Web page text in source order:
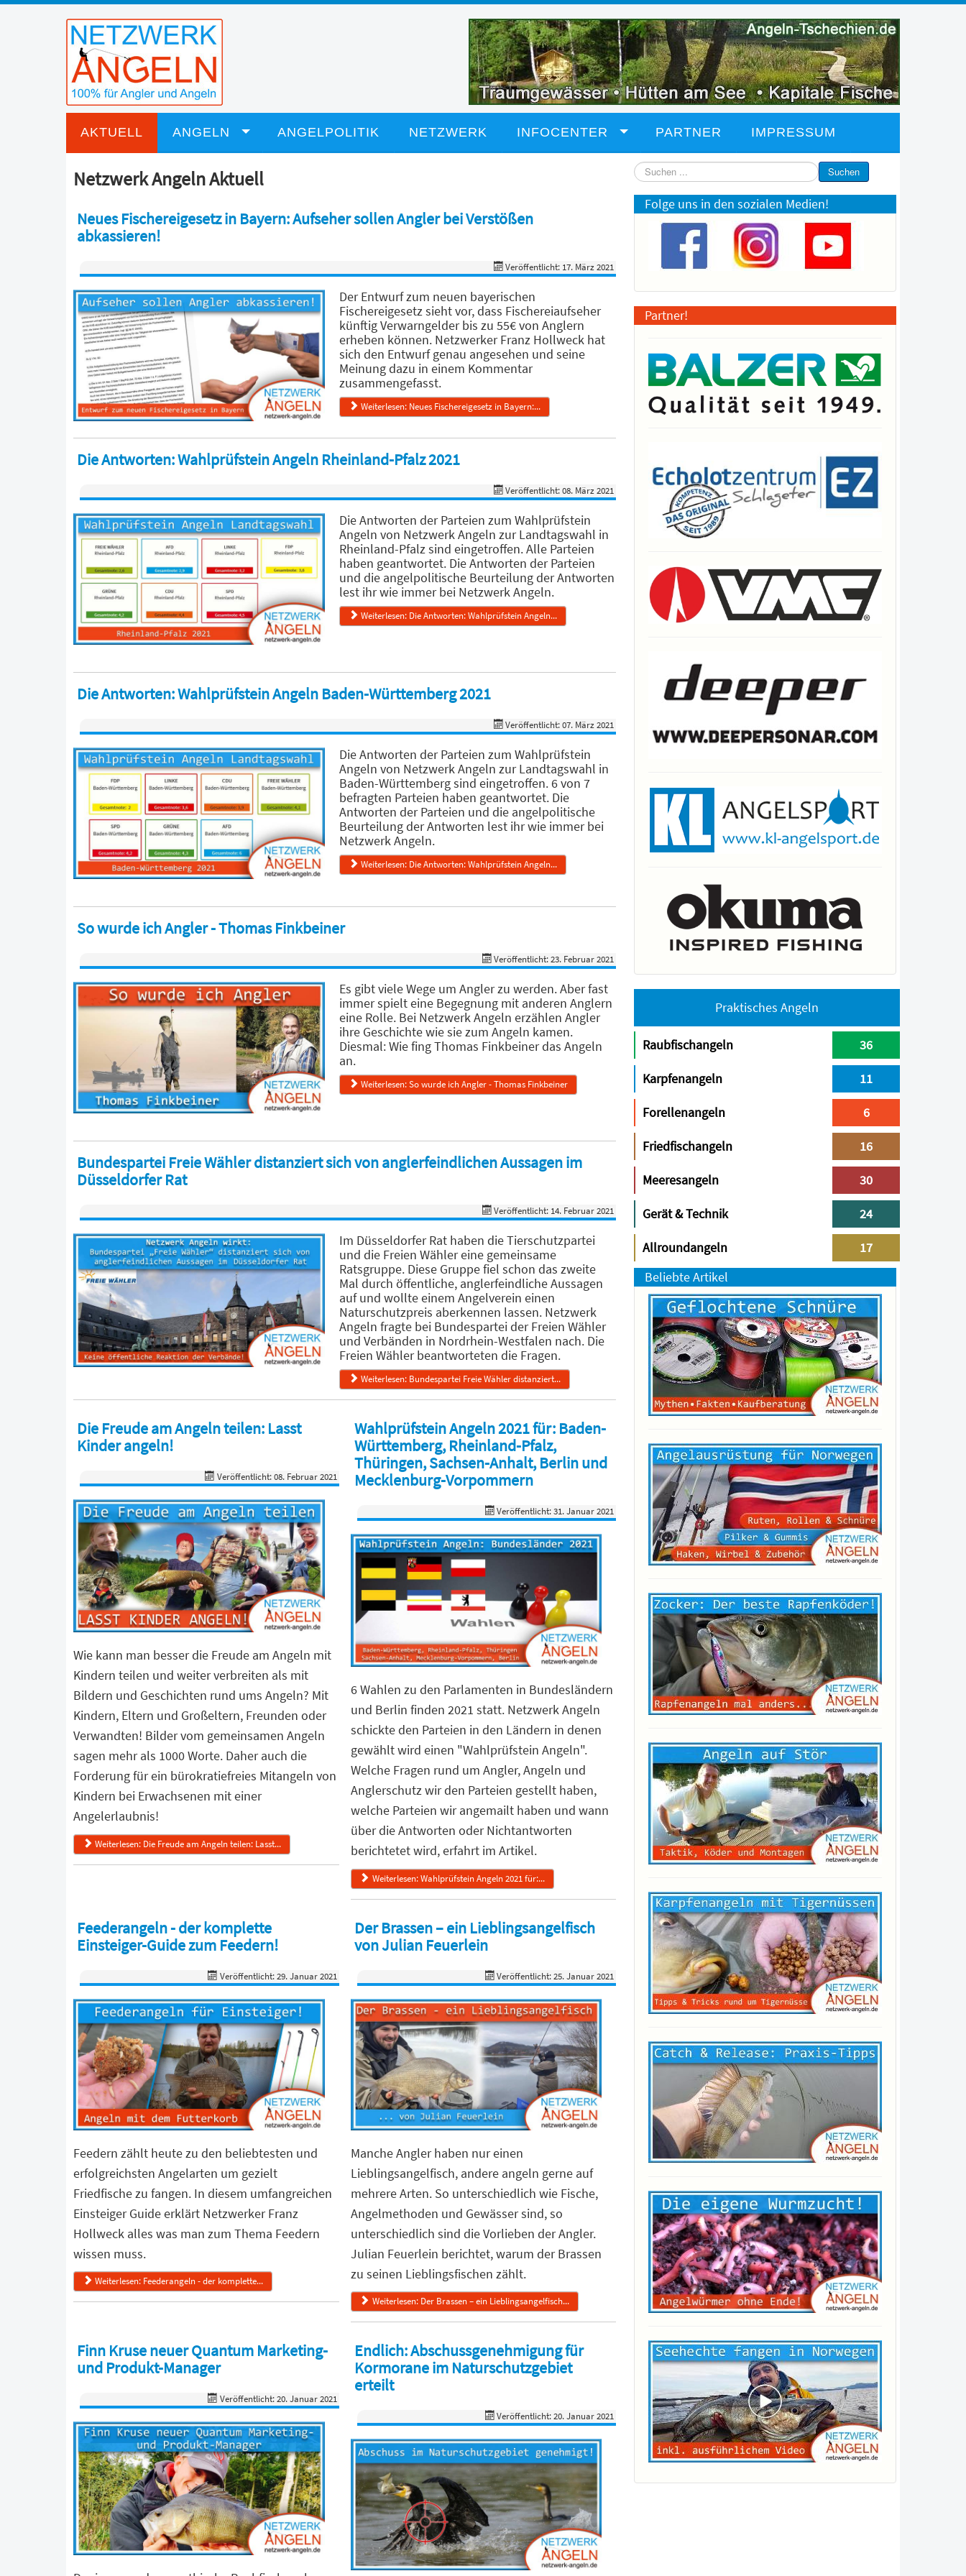
AKTUELL ANGELN ANGELPOLITIK NETZWERK INFOCENTER PARTNER IMPRESSUM
Netzwerk Angeln Aktuell
Neues Fischereigesetz in Bayern: Aufseher sollen Angler bei Verstößen
abkassieren!
Veröffentlicht: 17. März 2021
Der Entwurf zum neuen bayerischen
Fischereigesetz sieht vor, dass Fischereiaufseher
künftig Verwarngelder bis zu 55€ von Anglern
erheben können. Netzwerker Franz Hollweck hat
sich den Entwurf genau angesehen und seine
Meinung dazu in einem Kommentar
zusammengefasst.
Weiterlesen: Neues Fischereigesetz in Bayern:...
Die Antworten: Wahlprüfstein Angeln Rheinland-Pfalz 2021
Veröffentlicht: 08. März 2021
Die Antworten der Parteien zum Wahlprüfstein
Angeln von Netzwerk Angeln zur Landtagswahl in
Rheinland-Pfalz sind eingetroffen. Alle Parteien
haben geantwortet. Die Antworten der Parteien
und die angelpolitische Beurteilung der Antworten
lest ihr wie immer bei Netzwerk Angeln.
Weiterlesen: Die Antworten: Wahlprüfstein Angeln...
Die Antworten: Wahlprüfstein Angeln Baden-Württemberg 2021
Veröffentlicht: 07. März 2021
Die Antworten der Parteien zum Wahlprüfstein
Angeln von Netzwerk Angeln zur Landtagswahl in
Baden-Württemberg sind eingetroffen. 6 von 7
befragten Parteien haben geantwortet. Die
Antworten der Parteien und die angelpolitische
Beurteilung der Antworten lest ihr wie immer bei
Netzwerk Angeln.
Weiterlesen: Die Antworten: Wahlprüfstein Angeln...
So wurde ich Angler - Thomas Finkbeiner
Veröffentlicht: 23. Februar 2021
Es gibt viele Wege um Angler zu werden. Aber fast
immer spielt eine Begegnung mit anderen Anglern
eine Rolle. Bei Netzwerk Angeln erzählen Angler
ihre Geschichte wie sie zum Angeln kamen.
Diesmal: Wie fing Thomas Finkbeiner das Angeln
an.
Weiterlesen: So wurde ich Angler - Thomas Finkbeiner
Bundespartei Freie Wähler distanziert sich von anglerfeindlichen Aussagen im
Düsseldorfer Rat
Veröffentlicht: 14. Februar 2021
Im Düsseldorfer Rat haben die Tierschutzpartei
und die Freien Wähler eine gemeinsame
Ratsgruppe. Diese Gruppe fiel schon das zweite
Mal durch öffentliche, anglerfeindliche Aussagen
auf und wollte einem Angelverein einen
Naturschutzpreis aberkennen lassen. Netzwerk
Angeln fragte bei Bundespartei der Freien Wähler
und Verbänden in Nordrhein-Westfalen nach. Die
Freien Wähler beantworteten die Fragen.
Weiterlesen: Bundespartei Freie Wähler distanziert...
Die Freude am Angeln teilen: Lasst
Kinder angeln!
Veröffentlicht: 08. Februar 2021
Wie kann man besser die Freude am Angeln mit
Kindern teilen und weiter verbreiten als mit
Bildern und Geschichten rund ums Angeln? Mit
Kindern, Eltern und Großeltern, Freunden oder
Verwandten! Bilder vom gemeinsamen Angeln
sagen mehr als 1000 Worte. Daher auch die
Forderung für ein bürokratiefreies Mitangeln von
Kindern bei Erwachsenen mit einer
Angelerlaubnis!
Weiterlesen: Die Freude am Angeln teilen: Lasst...
Wahlprüfstein Angeln 2021 für: Baden-
Württemberg, Rheinland-Pfalz,
Thüringen, Sachsen-Anhalt, Berlin und
Mecklenburg-Vorpommern
Veröffentlicht: 31. Januar 2021
6 Wahlen zu den Parlamenten in Bundesländern
und Berlin finden 2021 statt. Netzwerk Angeln
schickte den Parteien in den Ländern in denen
gewählt wird einen "Wahlprüfstein Angeln".
Welche Fragen rund um Angler, Angeln und
Anglerschutz wir den Parteien gestellt haben,
welche Parteien wir angemailt haben und wann
über die Antworten oder Nichtantworten
berichtetet wird, erfahrt im Artikel.
Weiterlesen: Wahlprüfstein Angeln 2021 für:...
Feederangeln - der komplette
Einsteiger-Guide zum Feedern!
Veröffentlicht: 29. Januar 2021
Feedern zählt heute zu den beliebtesten und
erfolgreichsten Angelarten um gezielt
Friedfische zu fangen. In diesem umfangreichen
Einsteiger Guide erklärt Netzwerker Franz
Hollweck alles was man zum Thema Feedern
wissen muss.
Weiterlesen: Feederangeln - der komplette...
Der Brassen – ein Lieblingsangelfisch
von Julian Feuerlein
Veröffentlicht: 25. Januar 2021
Manche Angler haben nur einen
Lieblingsangelfisch, andere angeln gerne auf
mehrere Arten. So unterschiedlich wie Fische,
Angelmethoden und Gewässer sind, so
unterschiedlich sind die Vorlieben der Angler.
Julian Feuerlein berichtet, warum der Brassen
zu seinen Lieblingsfischen zählt.
Weiterlesen: Der Brassen – ein Lieblingsangelfisch...
Finn Kruse neuer Quantum Marketing-
und Produkt-Manager
Veröffentlicht: 20. Januar 2021
Endlich: Abschussgenehmigung für
Kormorane im Naturschutzgebiet
erteilt
Veröffentlicht: 20. Januar 2021
Suchen
...
Suchen
Folge uns in den sozialen Medien!
Partner!
Praktisches Angeln
Raubfischangeln 36
Karpfenangeln 11
Forellenangeln 6
Friedfischangeln 16
Meeresangeln 30
Gerät & Technik 24
Allroundangeln
17
Beliebte Artikel